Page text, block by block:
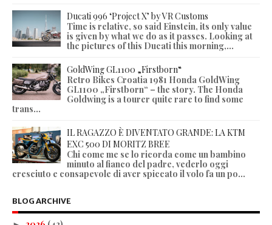
Ducati 996 ‘Project X’ by VR Customs
Time is relative, so said Einstein, its only value
is given by what we do as it passes. Looking at
the pictures of this Ducati this morning,...
GoldWing GL1100 „Firstborn“
Retro Bikes Croatia 1981 Honda GoldWing
GL1100 „Firstborn“ – the story. The Honda
Goldwing is a tourer quite rare to find some
trans...
IL RAGAZZO È DIVENTATO GRANDE: LA KTM
EXC 500 DI MORITZ BREE
Chi come me se lo ricorda come un bambino
minuto al fianco del padre, vederlo oggi
cresciuto e consapevole di aver spiccato il volo fa un po...
BLOG ARCHIVE